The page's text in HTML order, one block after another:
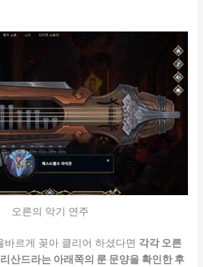
오른의 악기 연주
바르게 꽂아 클리어 하셨다면 각각 오른
산드라는 아래쪽의 룬 문양을 확인한 후